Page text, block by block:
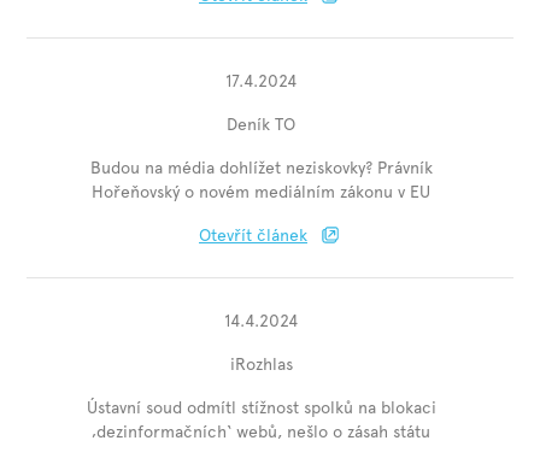
17.4.2024
Deník TO
Budou na média dohlížet neziskovky? Právník
Hořeňovský o novém mediálním zákonu v EU
Otevřít článek
14.4.2024
iRozhlas
Ústavní soud odmítl stížnost spolků na blokaci
‚dezinformačních‘ webů, nešlo o zásah státu